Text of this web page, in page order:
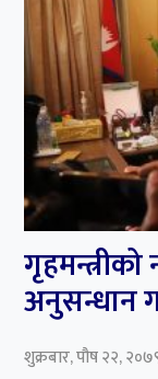
अनुसन्धान
शुक्रबार, पौष २२,